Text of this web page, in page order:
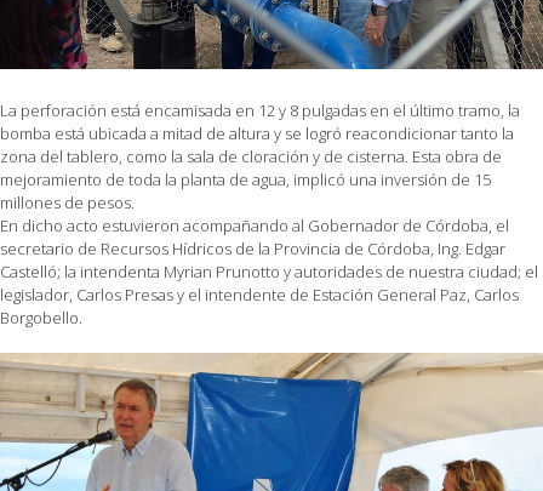
La perforación está encamisada en 12 y 8 pulgadas en el último tramo, la
bomba está ubicada a mitad de altura y se logró reacondicionar tanto la
zona del tablero, como la sala de cloración y de cisterna. Esta obra de
mejoramiento de toda la planta de agua, implicó una inversión de 15
millones de pesos.
En dicho acto estuvieron acompañando al Gobernador de Córdoba, el
secretario de Recursos Hídricos de la Provincia de Córdoba, Ing. Edgar
Castelló; la intendenta Myrian Prunotto y autoridades de nuestra ciudad; el
legislador, Carlos Presas y el intendente de Estación General Paz, Carlos
Borgobello.